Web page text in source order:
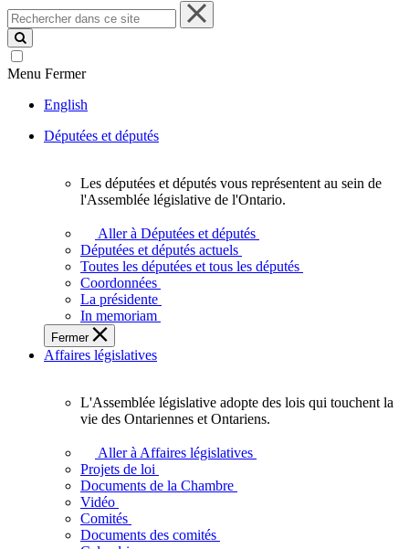
Rechercher
dans
ce
site
Menu Fermer
English
Députées et députés
députés
vous
représentent
sein
de
l'Assemblée
législative
l'Ontario.
Les députées et députés vous représentent au sein de
l'Assemblée législative de l'Ontario.
Aller à Députées et députés
Députées et députés actuels
Toutes les députées et tous les députés
Coordonnées
La présidente
In memoriam
Fermer
Affaires législatives
L'Assemblée
adopte
touchent
L'Assemblée législative adopte des lois qui touchent la
vie des Ontariennes et Ontariens.
Aller à Affaires législatives
Projets de loi
Documents de la Chambre
Vidéo
Comités
Documents des comités